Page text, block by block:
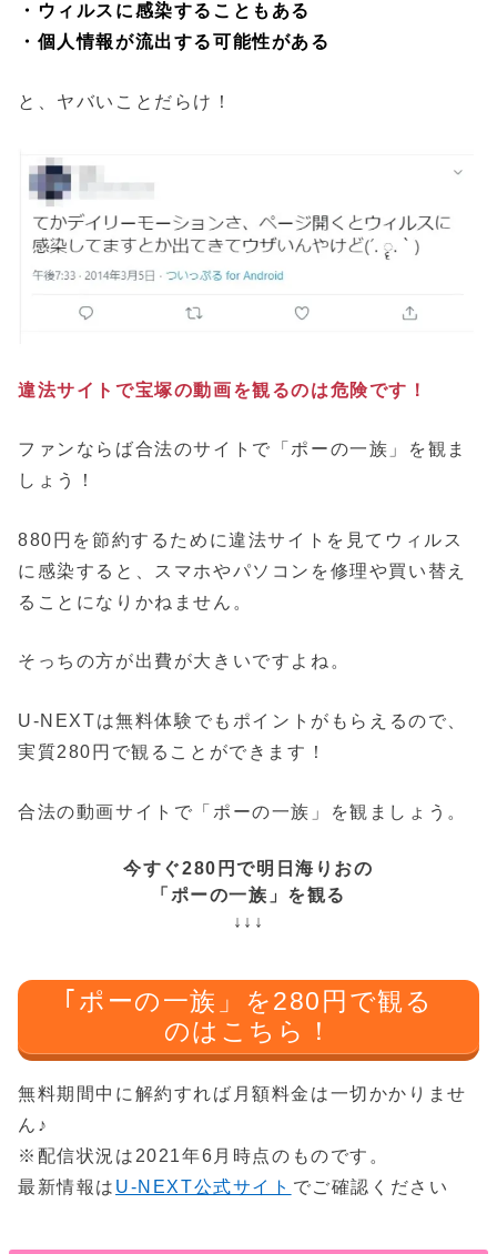
・ウィルスに感染することもある
・個人情報が流出する可能性がある
と、ヤバいことだらけ！
違法サイトで宝塚の動画を観るのは危険です！
ファンならば合法のサイトで「ポーの一族」を観ま
しょう！
880円を節約するために違法サイトを見てウィルス
に感染すると、スマホやパソコンを修理や買い替え
ることになりかねません。
そっちの方が出費が大きいですよね。
U-NEXTは無料体験でもポイントがもらえるので、
実質280円で観ることができます！
合法の動画サイトで「ポーの一族」を観ましょう。
今すぐ280円で明日海りおの
「ポーの一族」を観る
↓↓↓
｢ポーの一族」を280円で観る
のはこちら！
無料期間中に解約すれば月額料金は一切かかりませ
ん♪
※配信状況は2021年6月時点のものです。
最新情報は U-NEXT公式サイト でご確認ください